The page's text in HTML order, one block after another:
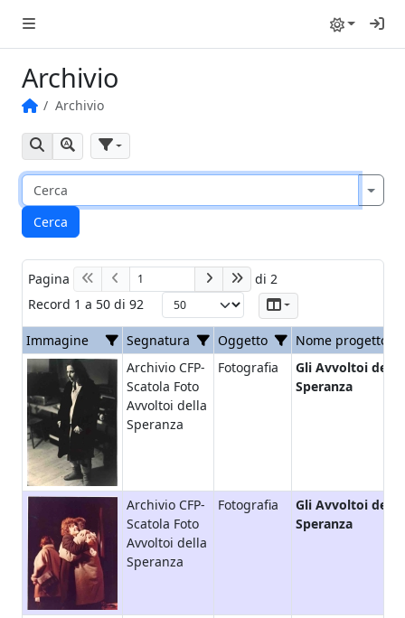
Archivio
Archivio
CercaRicerca avanzata
Filtri
Cerca
Pagina
di 2
Record 1 a 50 di 92 Colonne
Immagine Filtro
Segnatura Filtro
Oggetto Filtro
Nome progetto
Archivio CFP-
Scatola Foto
Avvoltoi della
Speranza
Fotografia
Gli Avvoltoi della
Speranza
Archivio CFP-
Scatola Foto
Avvoltoi della
Speranza
Fotografia
Gli Avvoltoi della
Speranza